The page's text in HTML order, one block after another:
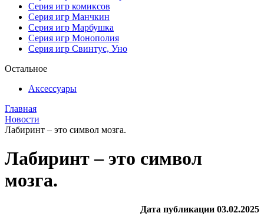
Серия игр комиксов
Серия игр Манчкин
Серия игр Марбушка
Серия игр Монополия
Серия игр Свинтус, Уно
Остальное
Аксессуары
Главная
Новости
Лабиринт – это символ мозга.
Лабиринт – это символ
мозга.
Дата публикации 03.02.2025